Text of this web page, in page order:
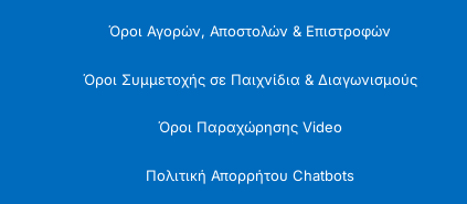
Όροι Αγορών, Αποστολών & Επιστροφών
Όροι Συμμετοχής σε Παιχνίδια & Διαγωνισμούς
Όροι Παραχώρησης Video
Πολιτική Απορρήτου Chatbots